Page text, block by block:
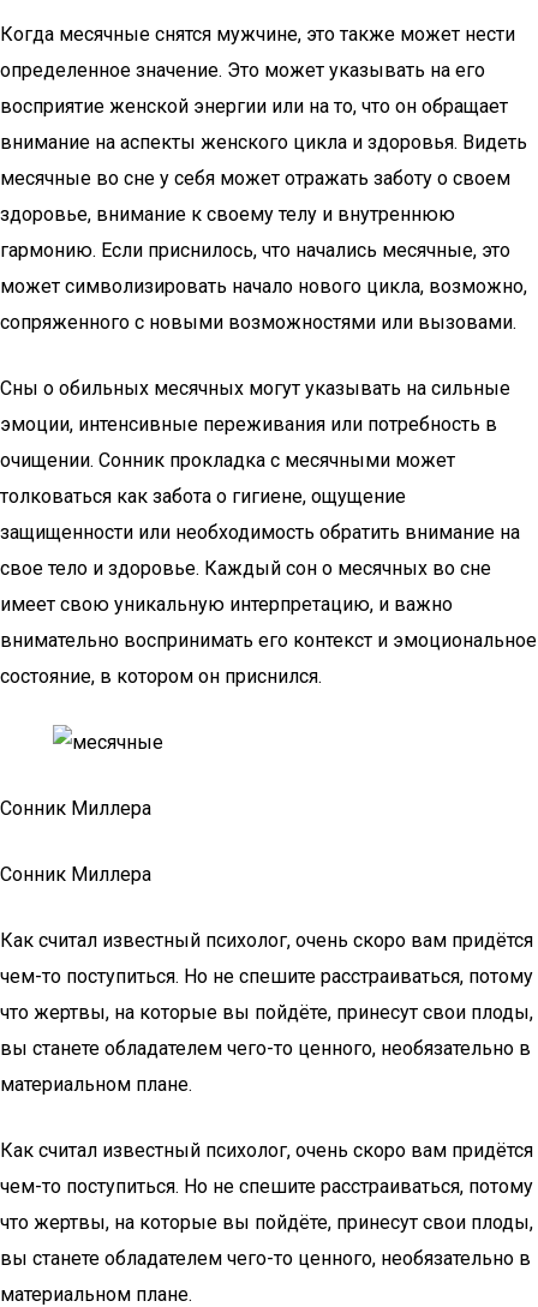
Когда месячные снятся мужчине, это также может нести
определенное значение. Это может указывать на его
восприятие женской энергии или на то, что он обращает
внимание на аспекты женского цикла и здоровья. Видеть
месячные во сне у себя может отражать заботу о своем
здоровье, внимание к своему телу и внутреннюю
гармонию. Если приснилось, что начались месячные, это
может символизировать начало нового цикла, возможно,
сопряженного с новыми возможностями или вызовами.
Сны о обильных месячных могут указывать на сильные
эмоции, интенсивные переживания или потребность в
очищении. Сонник прокладка с месячными может
толковаться как забота о гигиене, ощущение
защищенности или необходимость обратить внимание на
свое тело и здоровье. Каждый сон о месячных во сне
имеет свою уникальную интерпретацию, и важно
внимательно воспринимать его контекст и эмоциональное
состояние, в котором он приснился.
Сонник Миллера
Сонник Миллера
Как считал известный психолог, очень скоро вам придётся
чем-то поступиться. Но не спешите расстраиваться, потому
что жертвы, на которые вы пойдёте, принесут свои плоды,
вы станете обладателем чего-то ценного, необязательно в
материальном плане.
Как считал известный психолог, очень скоро вам придётся
чем-то поступиться. Но не спешите расстраиваться, потому
что жертвы, на которые вы пойдёте, принесут свои плоды,
вы станете обладателем чего-то ценного, необязательно в
материальном плане.